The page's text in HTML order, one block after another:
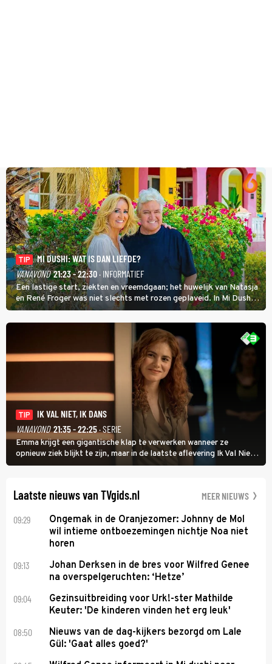
TIP
MI DUSHI: WAT IS DAN LIEFDE?
VANAVOND 21:23 - 22:30 · INFORMATIEF
Een lastige start, ziekten en vreemdgaan; het huwelijk van Natasja
en René Froger was niet slechts met rozen geplaveid. In Mi Dushi:
Wat Is Dan Liefde? neemt Wilfred Genee het showbizzkoppel mee
uit vissen om het over de liefde te hebben.
TIP
IK VAL NIET, IK DANS
VANAVOND 21:35 - 22:25· SERIE
Emma krijgt een gigantische klap te verwerken wanneer ze
opnieuw ziek blijkt te zijn, maar in de laatste aflevering Ik Val Niet,
Ik Dans laat ze zien dat ze niet van plan is op te geven, zelfs als ze
Laatste nieuws van TVgids.nl MEER NIEUWS
09:29
Ongemak in de Oranjezomer: Johnny de Mol
wil intieme ontboezemingen nichtje Noa niet
horen
09:13
Johan Derksen in de bres voor Wilfred Genee
na overspelgeruchten: ‘Hetze’
09:04
Gezinsuitbreiding voor Urk!-ster Mathilde
Keuter: 'De kinderen vinden het erg leuk'
08:50
Nieuws van de dag-kijkers bezorgd om Lale
Gül: 'Gaat alles goed?'